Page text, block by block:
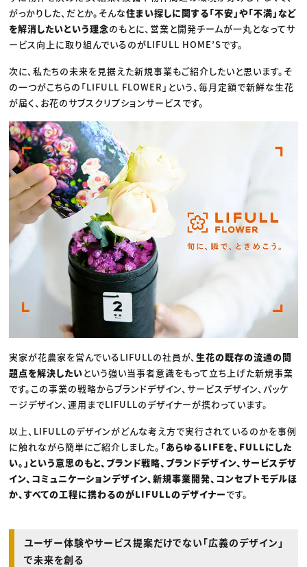
がっかりした、だとか。そんな住まい探しに関する「不安」や「不満」など
を解消したいという理念のもとに、営業と開発チームが一丸となってサ
ービス向上に取り組んでいるのがLIFULL HOME’Sです。
次に、私たちの未来を見据えた新規事業もご紹介したいと思います。そ
の一つがこちらの「LIFULL FLOWER」という、毎月定額で新鮮な生花
が届く、お花のサブスクリプションサービスです。
実家が花農家を営んでいるLIFULLの社員が、生花の既存の流通の問
題点を解決したいという強い当事者意識をもって立ち上げた新規事業
です。この事業の戦略からブランドデザイン、サービスデザイン、パッケ
ージデザイン、運用までLIFULLのデザイナーが携わっています。
以上、LIFULLのデザインがどんな考え方で実行されているのかを事例
に触れながら簡単にご紹介しました。 「あらゆるLIFEを、FULLにした
い。」という意思のもと、ブランド戦略、ブランドデザイン、サービスデザ
イン、コミュニケーションデザイン、新規事業開発、コンセプトモデルほ
か、すべての工程に携わるのがLIFULLのデザイナーです。
ユーザー体験やサービス提案だけでない「広義のデザイン」
で未来を創る